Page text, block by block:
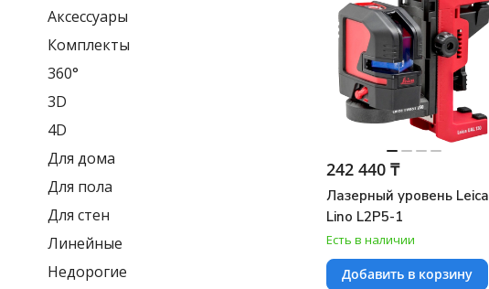
242 440 ₸
Лазерный уровень Leica
Lino L2P5-1
Есть в наличии
Добавить в корзину
Аксессуары
Комплекты
360°
3D
4D
Для дома
Для пола
Для стен
Линейные
Недорогие